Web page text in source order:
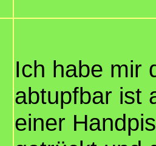
Ich habe mir
abtupfbar ist
einer